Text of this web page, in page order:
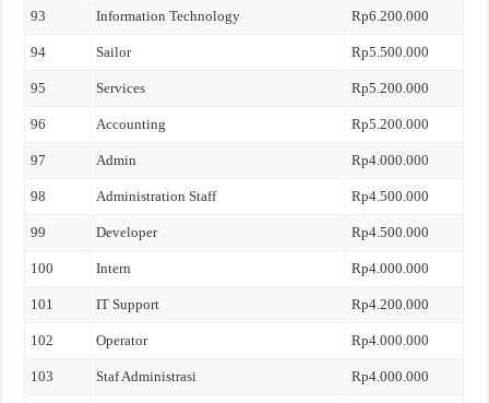
93 Information Technology Rp6.200.000
94 Sailor Rp5.500.000
95 Services Rp5.200.000
96 Accounting Rp5.200.000
97 Admin Rp4.000.000
98 Administration Staff Rp4.500.000
99 Developer Rp4.500.000
100 Intern Rp4.000.000
101 IT Support Rp4.200.000
102 Operator Rp4.000.000
103 Staf Administrasi Rp4.000.000